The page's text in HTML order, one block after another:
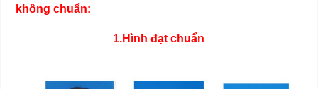
không chuẩn:
1.Hình đạt chuẩn